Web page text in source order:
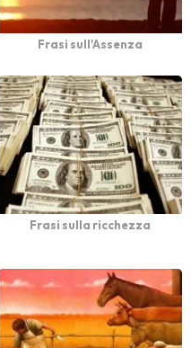
Frasi sull'Assenza
Frasi sulla ricchezza